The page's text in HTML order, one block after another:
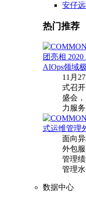
安仔
热门推荐
团亮相
AIOps领域
11月
式召
盛会
力服务
式运维管理
面向
外包
管理
管理水
数据中心